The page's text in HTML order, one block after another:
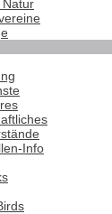
Natur
Info